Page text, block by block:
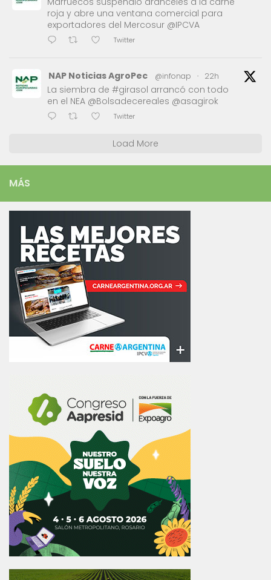
roja y abre una ventana comercial para
exportadores del Mercosur @IPCVA
Twitter
NAP Noticias AgroPec @infonap · 22h
La siembra de #girasol arrancó con todo
en el NEA @Bolsadecereales @asagirok
Twitter
Load More
MÁS